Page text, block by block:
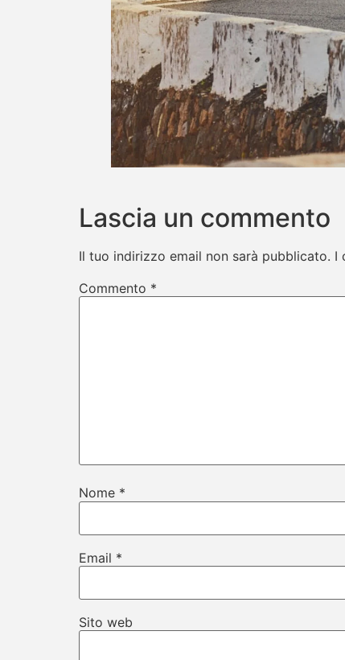
Lascia un commento
Il tuo indirizzo email non sarà pubblicato. I
Commento *
Nome *
Email *
Sito web